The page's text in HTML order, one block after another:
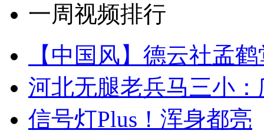
一周视频排行
【中国风】德云社孟
河北无腿老兵马三小
信号灯Plus！浑身都亮